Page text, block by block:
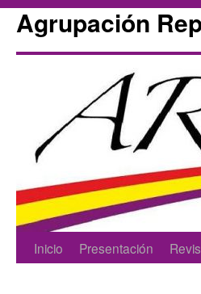
Agrupación
Skip
Inicio Presentación